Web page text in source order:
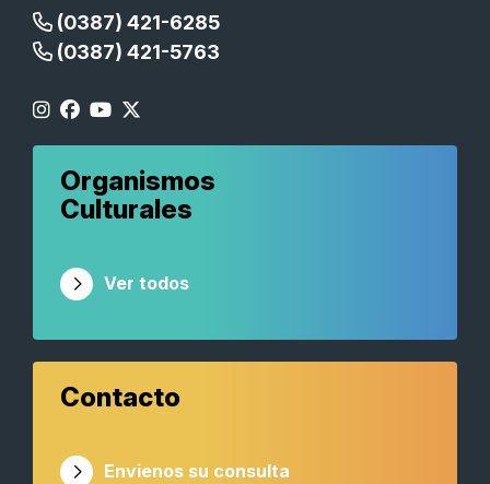
(0387) 421-6285
(0387) 421-5763
Organismos
Culturales
Ver todos
Contacto
Envienos su consulta